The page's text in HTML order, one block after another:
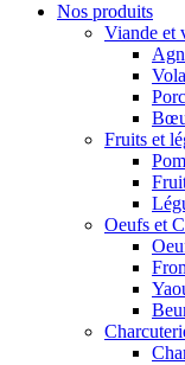
Nos produits
Viande et
Porc
Fruits et
Oeufs et